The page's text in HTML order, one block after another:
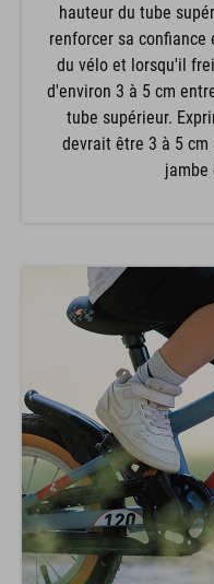
hauteur du tube
renforcer sa
du vélo et lorsqu'il
d'environ 3 à 5 cm
tube supérieur.
devrait être 3 à 5
jambe